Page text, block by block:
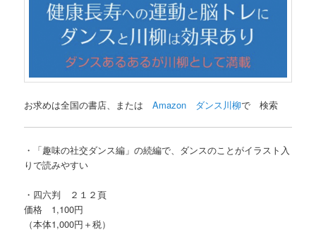
お求めは全国の書店、またはAmazon ダンス川柳で 検索
・「趣味の社交ダンス編」の続編で、ダンスのことがイラスト入
りで読みやすい
・四六判 ２１２頁
価格 1,100円
（本体1,000円＋税）